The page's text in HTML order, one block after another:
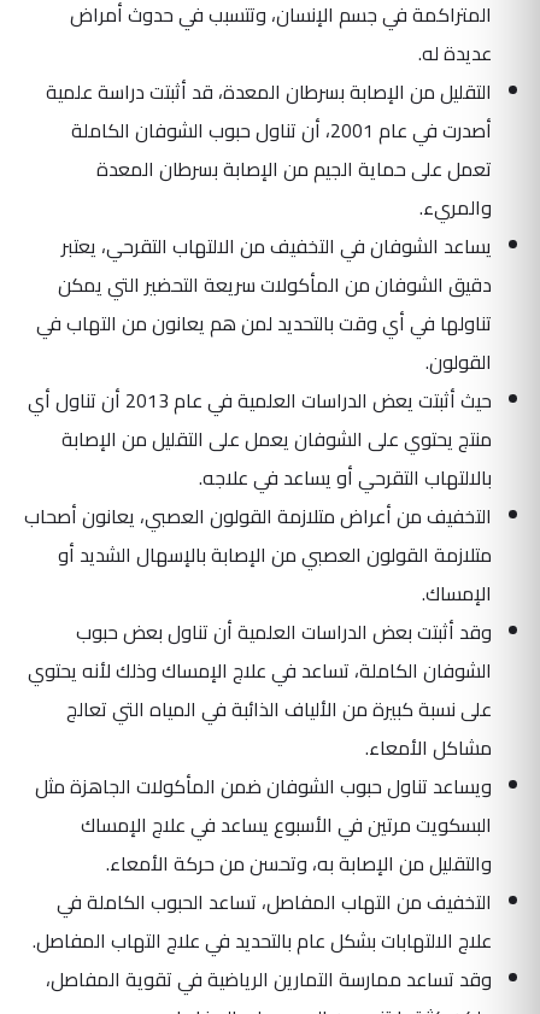
المتراكمة في جسم الإنسان، وتتسبب في حدوث أمراض
عديدة له.
التقليل من الإصابة بسرطان المعدة، قد أثبتت دراسة علمية
أصدرت في عام 2001، أن تناول حبوب الشوفان الكاملة
تعمل على حماية الجيم من الإصابة بسرطان المعدة
والمريء.
يساعد الشوفان في التخفيف من الالتهاب التقرحي، يعتبر
دقيق الشوفان من المأكولات سريعة التحضير التي يمكن
تناولها في أي وقت بالتحديد لمن هم يعانون من التهاب في
القولون.
حيث أثبتت يعض الدراسات العلمية في عام 2013 أن تناول أي
منتج يحتوي على الشوفان يعمل على التقليل من الإصابة
بالالتهاب التقرحي أو يساعد في علاجه.
التخفيف من أعراض متلازمة القولون العصبي، يعانون أصحاب
متلازمة القولون العصبي من الإصابة بالإسهال الشديد أو
الإمساك.
وقد أثبتت بعض الدراسات العلمية أن تناول بعض حبوب
الشوفان الكاملة، تساعد في علاج الإمساك وذلك لأنه يحتوي
على نسبة كبيرة من الألياف الذائبة في المياه التي تعالج
مشاكل الأمعاء.
ويساعد تناول حبوب الشوفان ضمن المأكولات الجاهزة مثل
البسكويت مرتين في الأسبوع يساعد في علاج الإمساك
والتقليل من الإصابة به، وتحسن من حركة الأمعاء.
التخفيف من التهاب المفاصل، تساعد الحبوب الكاملة في
علاج الالتهابات بشكل عام بالتحديد في علاج التهاب المفاصل.
وقد تساعد ممارسة التمارين الرياضية في تقوية المفاصل،